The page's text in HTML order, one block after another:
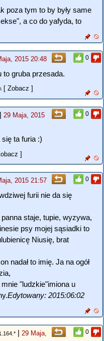
poza tym to by były same
a co do yafyda, to
0
2015 20:48
to gruba przesada.
[ Zobacz ]
0
| 29 Maja, 2015
ta furia :)
]
0
2015 21:57
furii nie da się
staje, tupie, wyzywa,
psy mojej sąsiadki to
Niusię, brat
nadał to imię. Ja na ogół
"ludzkie"imiona u
Edytowany: 2015:06:02
0
| 29 Maja,